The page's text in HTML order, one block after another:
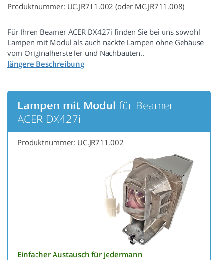
Produktnummer: UC.JR711.002 (oder MC.JR711.008)
Für Ihren Beamer ACER DX427i finden Sie bei uns sowohl
Lampen mit Modul als auch nackte Lampen ohne Gehäuse
vom Originalhersteller und Nachbauten...
Lampen mit Modul für Beamer
ACER DX427i
Produktnummer: UC.JR711.002
Einfacher Austausch für jedermann